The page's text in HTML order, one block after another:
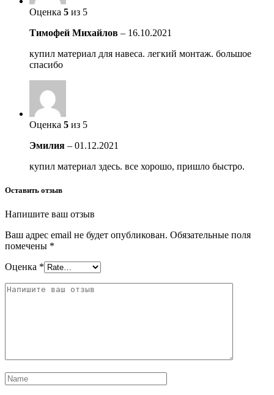
Оценка 5 из 5
Тимофей Михайлов – 16.10.2021
купил материал для навеса. легкий монтаж. большое
спасибо
Оценка 5 из 5
Эмилия – 01.12.2021
купил материал здесь. все хорошо, пришло быстро.
Оставить отзыв
Напишите ваш отзыв
Ваш адрес email не будет опубликован. Обязательные поля
помечены *
Оценка *